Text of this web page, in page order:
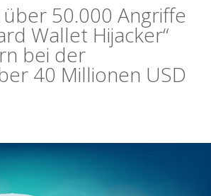
50.000 Angriffe
Wallet Hijacker“
bei der
40 Millionen USD